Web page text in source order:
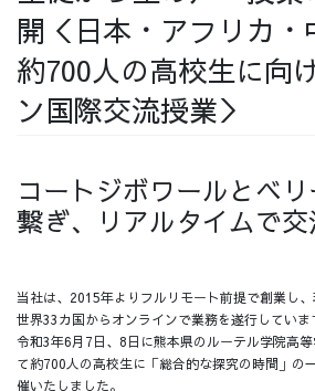
採用情報トップ
お問い合わせ
開＜日本・アフリカ・
約700人の高校生に向
ン国際交流授業＞
コートジボワールとベ
繋ぎ、リアルタイムで
当社は、2015年よりフルリモート前提で創業し
世界33カ国からオンラインで業務を遂行していま
令和3年6月7日、8日に熊本県のルーテル学院高
て約700人の高校生に「総合的な探究の時間」の
催いたしました。